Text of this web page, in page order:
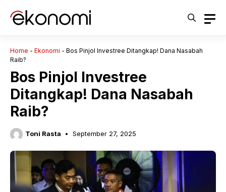
Home - Ekonomi - Bos Pinjol Investree Ditangkap! Dana Nasabah
Raib?
Bos Pinjol Investree
Ditangkap! Dana Nasabah
Raib?
Toni Rasta September 27, 2025